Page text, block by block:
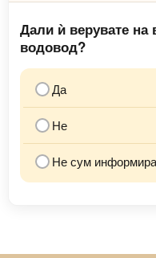
Дали ѝ верувате на
водовод?
Да
Не
Не сум